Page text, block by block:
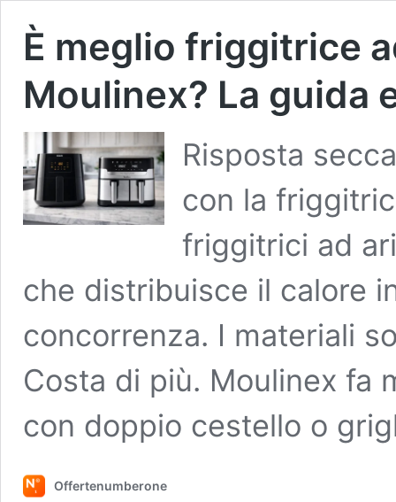
È meglio friggitrice
Moulinex? La guida
Risposta
con la
friggitrici ad
che distribuisce il calore
concorrenza. I materiali
Costa di più. Moulinex fa
con doppio cestello o
Offertenumberone